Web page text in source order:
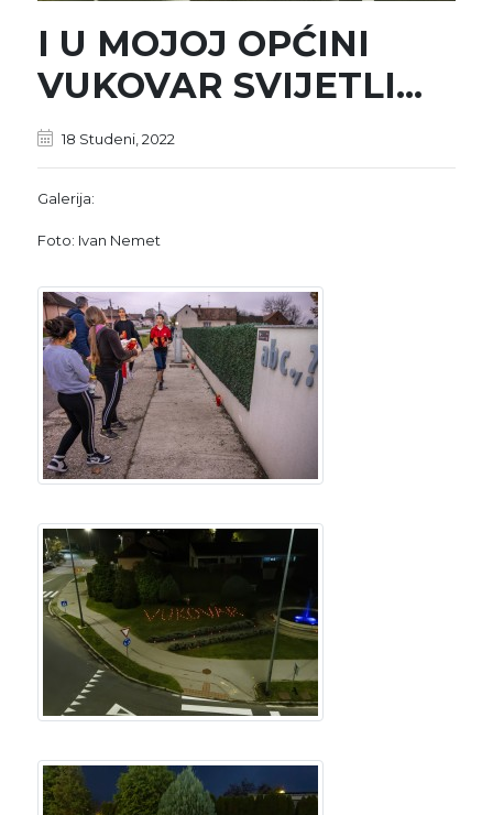
I U MOJOJ OPĆINI
VUKOVAR SVIJETLI...
18 Studeni, 2022
Galerija:
Foto: Ivan Nemet